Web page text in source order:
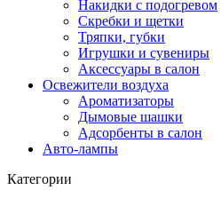
Накидки с подогревом
Скребки и щетки
Тряпки, губки
Игрушки и сувениры
Аксессуары в салон
Освежители воздуха
Ароматизаторы
Дымовые шашки
Адсорбенты в салон
Авто-лампы
Категории